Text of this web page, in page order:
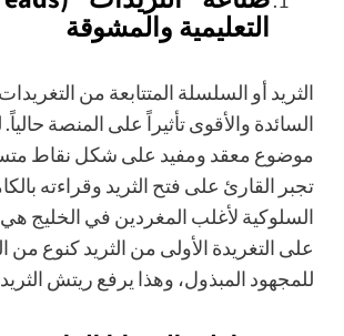
التعليمية والمشوقة
الثريد أو السلسلة المتتابعة من
السائدة والأقوى تأثيراً على المنصة
موضوع معقد ومفيد على شكل نقاط
تجبر القارئ على فتح الثريد وقراءته
السلوكية لأغلب المغردين في الخليج
على التغريدة الأولى من الثريد كنوع من
للمجهود المبذول، وهذا يرفع ريتش